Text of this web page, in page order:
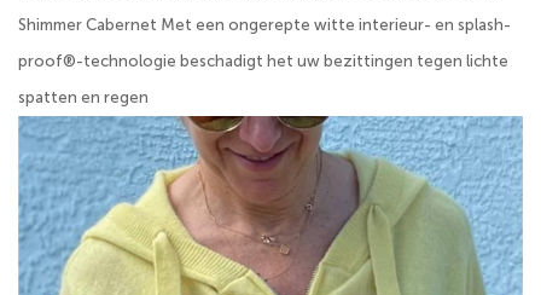
Shimmer Cabernet Met een ongerepte witte interieur- en splash-
proof®-technologie beschadigt het uw bezittingen tegen lichte
spatten en regen